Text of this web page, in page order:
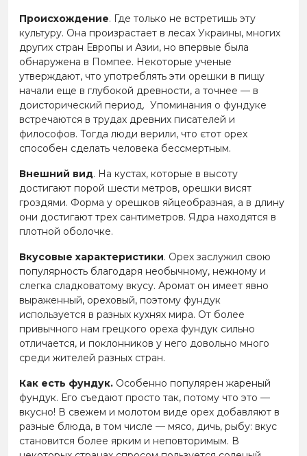
Происхождение. Где только не встретишь эту
культуру. Она произрастает в лесах Украины, многих
других стран Европы и Азии, но впервые была
обнаружена в Помпее. Некоторые ученые
утверждают, что употреблять эти орешки в пищу
начали еще в глубокой древности, а точнее — в
доисторический период. Упоминания о фундуке
встречаются в трудах древних писателей и
философов. Тогда люди верили, что єтот орех
способен сделать человека бессмертным.
Внешний вид. На кустах, которые в высоту
достигают порой шести метров, орешки висят
гроздями. Форма у орешков яйцеобразная, а в длину
они достигают трех сантиметров. Ядра находятся в
плотной оболочке.
Вкусовые характеристики. Орех заслужил свою
популярность благодаря необычному, нежному и
слегка сладковатому вкусу. Аромат он имеет явно
выраженный, ореховый, поэтому фундук
используется в разных кухнях мира. От более
привычного нам грецкого ореха фундук сильно
отличается, и поклонников у него довольно много
среди жителей разных стран.
Как есть фундук. Особенно популярен жареный
фундук. Его съедают просто так, потому что это —
вкусно! В свежем и молотом виде орех добавляют в
разные блюда, в том числе — мясо, дичь, рыбу: вкус
становится более ярким и неповторимым. В